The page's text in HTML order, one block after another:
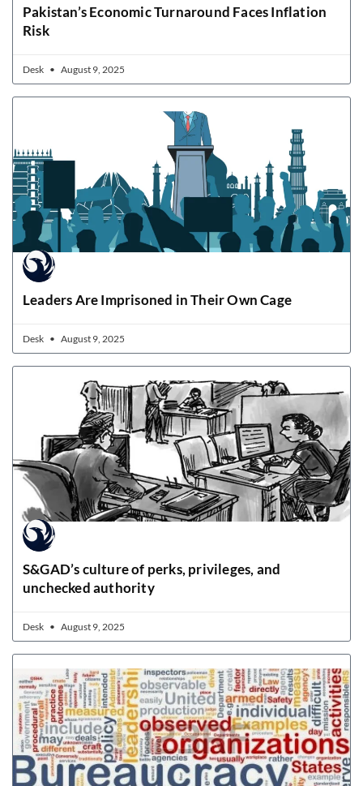
Pakistan’s Economic Turnaround Faces Inflation
Risk
Desk August 9, 2025
Leaders Are Imprisoned in Their Own Cage
Desk August 9, 2025
S&GAD’s culture of perks, privileges, and
unchecked authority
Desk August 9, 2025